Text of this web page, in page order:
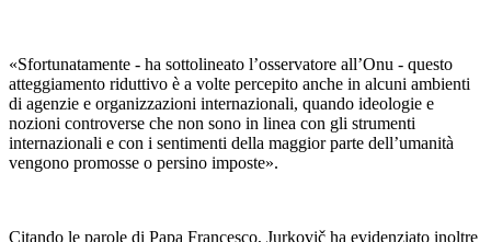
«Sfortunatamente - ha sottolineato l’osservatore all’Onu - questo
atteggiamento riduttivo è a volte percepito anche in alcuni ambienti
di agenzie e organizzazioni internazionali, quando ideologie e
nozioni controverse che non sono in linea con gli strumenti
internazionali e con i sentimenti della maggior parte dell’umanità
vengono promosse o persino imposte».
Citando le parole di Papa Francesco, Jurkovič ha evidenziato inoltre